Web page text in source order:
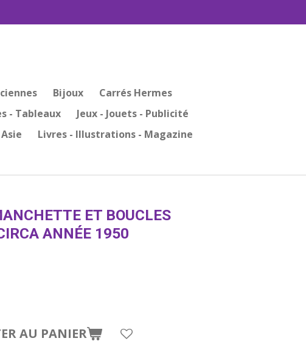
Bijoux
Carrés Hermes
- Tableaux
Jeux - Jouets - Publicité
Asie
Livres - Illustrations - Magazine
ET BOUCLES
ANNÉE 1950
AU PANIER